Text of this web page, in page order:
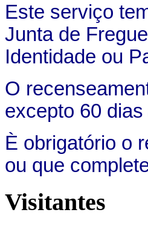
Este serviço
Junta de
Identidade ou
O
excepto 60
È obrigatório o
ou que
Visitantes